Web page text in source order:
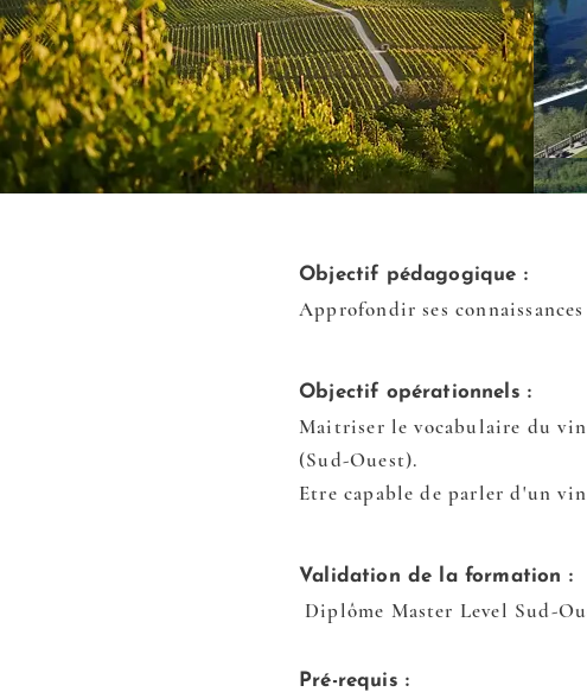
Objectif pédagogique :
Approfondir ses
Objectif opérationnels :
Maitriser le vocabulaire du
(Sud-Ouest).
Etre capable de parler d'un
Validation de la formation :
Diplôme Master Level Sud-
Pré-requis :